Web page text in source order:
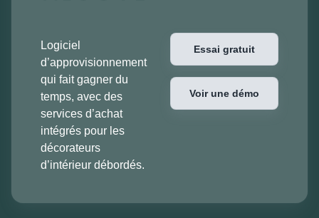
Logiciel
d’approvisionnement
qui fait gagner du
temps, avec des
services d’achat
intégrés pour les
décorateurs
d’intérieur débordés.
Essai gratuit
Voir une démo